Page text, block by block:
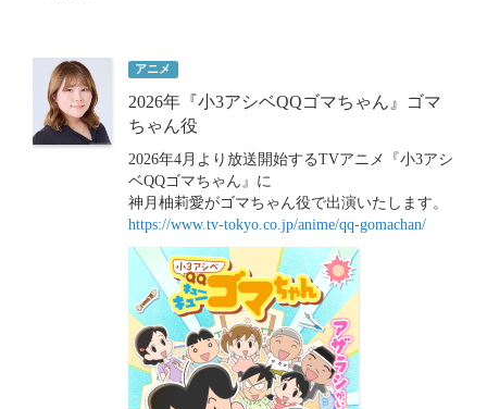
アニメ
2026年『小3アシベQQゴマちゃん』ゴマ
ちゃん役
2026年4月より放送開始するTVアニメ『小3アシ
ベQQゴマちゃん』に
神月柚莉愛がゴマちゃん役で出演いたします。
https://www.tv-tokyo.co.jp/anime/qq-gomachan/